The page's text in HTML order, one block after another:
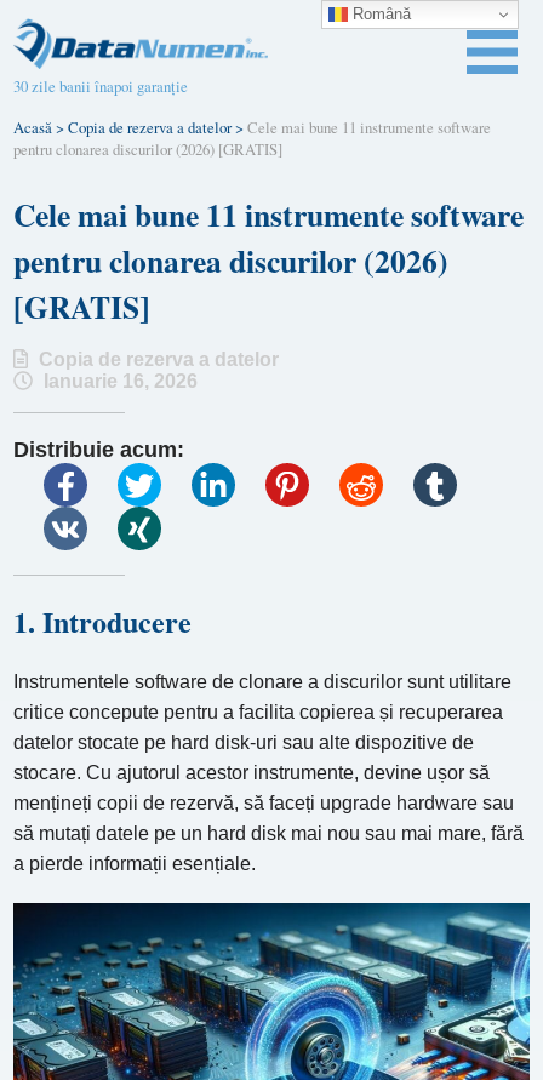
30 zile banii înapoi garanție
Acasă>Copia de rezerva a datelor>Cele mai bune 11 instrumente software
pentru clonarea discurilor (2026) [GRATIS]
Cele mai bune 11 instrumente software
pentru clonarea discurilor (2026)
[GRATIS]
Copia de rezerva a datelor
Ianuarie 16, 2026
Distribuie acum:
1. Introducere
Instrumentele software de clonare a discurilor sunt utilitare
critice concepute pentru a facilita copierea și recuperarea
datelor stocate pe hard disk-uri sau alte dispozitive de
stocare. Cu ajutorul acestor instrumente, devine ușor să
mențineți copii de rezervă, să faceți upgrade hardware sau
să mutați datele pe un hard disk mai nou sau mai mare, fără
a pierde informații esențiale.
Română